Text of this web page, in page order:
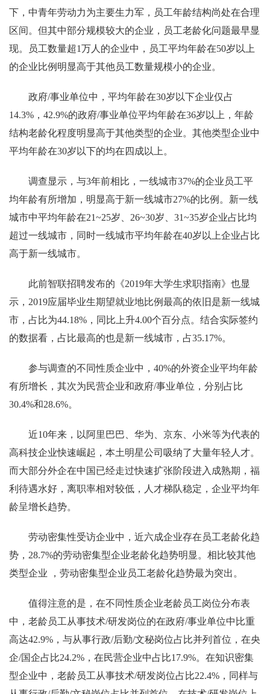
下，中青年劳动力为主要生力军，员工年龄结构尚处在合理
区间。但其中部分规模较大的企业，员工老龄化问题最早显
现。员工数量超1万人的企业中，员工平均年龄在50岁以上
的企业比例明显高于其他员工数量规模小的企业。
政府/事业单位中，平均年龄在30岁以下企业仅占
14.3%，42.9%的政府/事业单位平均年龄在36岁以上，年龄
结构老龄化程度明显高于其他类型的企业。其他类型企业中
平均年龄在30岁以下的均在四成以上。
调查显示，与3年前相比，一线城市37%的企业员工平
均年龄有所增加，明显高于新一线城市27%的比例。新一线
城市中平均年龄在21~25岁、26~30岁、31~35岁企业占比均
超过一线城市，同时一线城市平均年龄在40岁以上企业占比
高于新一线城市。
此前智联招聘发布的《2019年大学生求职指南》也显
示，2019应届毕业生期望就业地比例最高的依旧是新一线城
市，占比为44.18%，同比上升4.00个百分点。结合实际签约
的数据看，占比最高的也是新一线城市，占35.17%。
参与调查的不同性质企业中，40%的外资企业平均年龄
有所增长，其次为民营企业和政府/事业单位，分别占比
30.4%和28.6%。
近10年来，以阿里巴巴、华为、京东、小米等为代表的
高科技企业快速崛起，本土明星公司吸纳了大量年轻人才。
而大部分外企在中国已经走过快速扩张阶段进入成熟期，福
利待遇水好，离职率相对较低，人才梯队稳定，企业平均年
龄呈增长趋势。
劳动密集性受访企业中，近六成企业存在员工老龄化趋
势，28.7%的劳动密集型企业老龄化趋势明显。相比较其他
类型企业 ，劳动密集型企业员工老龄化趋势最为突出。
值得注意的是，在不同性质企业老龄员工岗位分布表
中，老龄员工从事技术/研发岗位的在政府/事业单位中比重
高达42.9%，与从事行政/后勤/文秘岗位占比并列首位，在央
企/国企占比24.2%，在民营企业中占比17.9%。在知识密集
型企业中，老龄员工从事技术/研发岗位占比22.4%，同样与